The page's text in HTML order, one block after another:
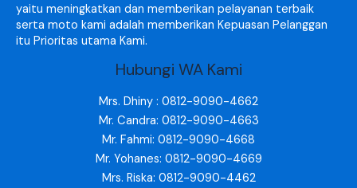
yaitu meningkatkan dan memberikan pelayanan terbaik
serta moto kami adalah memberikan Kepuasan Pelanggan
itu Prioritas utama Kami.
Hubungi WA Kami
Mrs. Dhiny : 0812-9090-4662
Mr. Candra: 0812-9090-4663
Mr. Fahmi: 0812-9090-4668
Mr. Yohanes: 0812-9090-4669
Mrs. Riska: 0812-9090-4462